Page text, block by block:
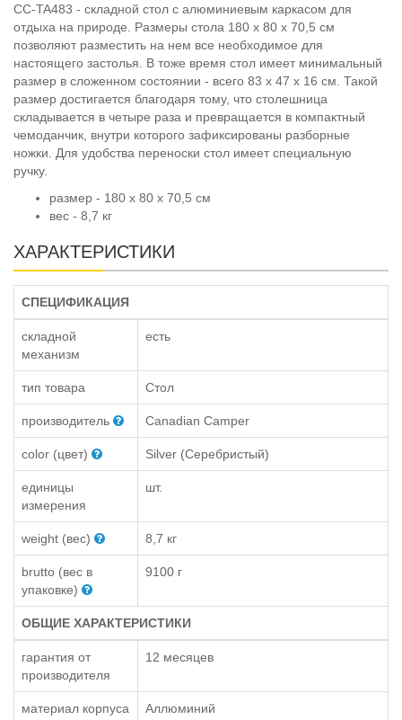
CC-TA483 - складной стол с алюминиевым каркасом для
отдыха на природе. Размеры стола 180 х 80 х 70,5 см
позволяют разместить на нем все необходимое для
настоящего застолья. В тоже время стол имеет минимальный
размер в сложенном состоянии - всего 83 х 47 х 16 см. Такой
размер достигается благодаря тому, что столешница
складывается в четыре раза и превращается в компактный
чемоданчик, внутри которого зафиксированы разборные
ножки. Для удобства переноски стол имеет специальную
ручку.
размер - 180 х 80 х 70,5 см
вес - 8,7 кг
ХАРАКТЕРИСТИКИ
СПЕЦИФИКАЦИЯ
складной
механизм
есть
тип товара Стол
производитель Canadian Camper
color (цвет) Silver (Серебристый)
единицы
измерения
шт.
weight (вес) 8,7 кг
brutto (вес в
упаковке)
9100 г
ОБЩИЕ ХАРАКТЕРИСТИКИ
гарантия от
производителя
12 месяцев
материал корпуса Аллюминий